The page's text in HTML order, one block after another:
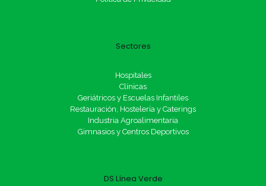
Sectores
Hospitales
Clínicas
Geriátricos y Escuelas Infantiles
Restauración, Hostelería y Caterings
Industria Agroalimentaria
Gimnasios y Centros Deportivos
DS Línea Verde